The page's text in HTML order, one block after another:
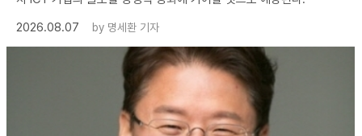
2026.08.07
by 명세환 기자